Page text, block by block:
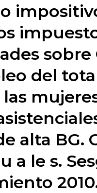
sobre
del
alta BG.
a le s.